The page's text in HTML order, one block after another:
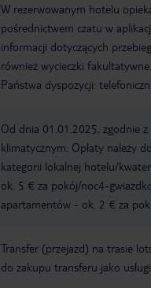
W rezerwowanym hotelu
pośrednictwem czatu w
informacji dotyczących
również wycieczki
Państwa dyspozycji:
Od dnia 01.01.2025, zgodnie
klimatycznym. Opłaty należy
kategorii lokalnej hotelu/
ok. 5 € za pokój/noc4-
apartamentów - ok. 2 € za
Transfer (przejazd) na trasie
do zakupu transferu jako